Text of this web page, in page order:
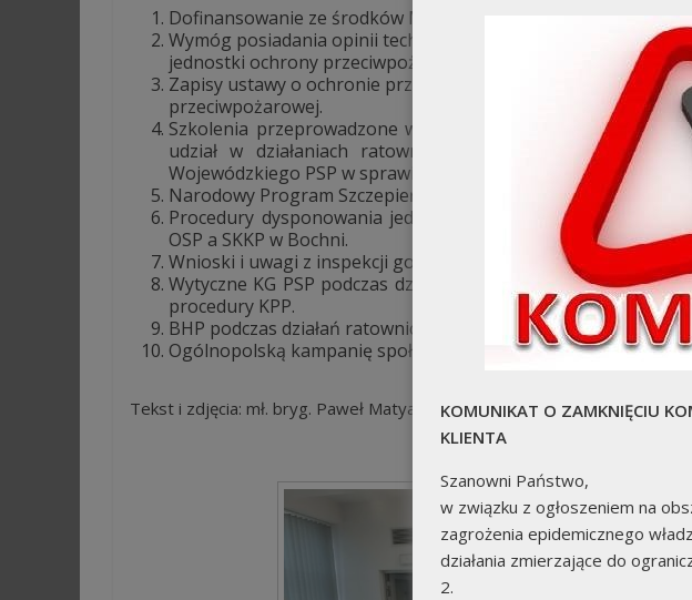
Dofinansowanie ze środków MSWiA jednostek OSP z powiatu
Wymóg posiadania opinii technicznej dla pojazdów gaśniczych
jednostki ochrony przeciwpożarowej.
Zapisy ustawy o ochronie przyrody (Dz. U. 2013.627 ze zm.) –
przeciwpożarowej.
Szkolenia przeprowadzone w 2020 r. oraz plan szkolenia na
udział w działaniach ratowniczo – gaśniczych, nowe
Wojewódzkiego PSP w sprawie szkoleń.
Narodowy Program Szczepień na COVID-19.
Procedury dysponowania jednostek OSP do zdarzeń oraz
OSP a SKKP w Bochni.
Wnioski i uwagi z inspekcji gotowości operacyjnej w jednostkach
Wytyczne KG PSP podczas działań związanych z COVID-19
procedury KPP.
BHP podczas działań ratowniczych.
Ogólnopolską kampanię społeczną „Czujka na straży Twojego
Tekst i zdjęcia: mł. bryg. Paweł Matyasik
KOMUNIKAT O ZAMKNIĘCIU
KLIENTA
Szanowni Państwo,
w związku z ogłoszeniem na
zagrożenia epidemicznego
działania zmierzające do
2.